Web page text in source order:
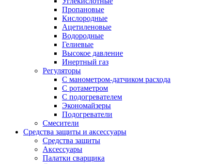
Пропановые
Кислородные
Ацетиленовые
Водородные
Гелиевые
Высокое давление
Инертный газ
Регуляторы
С манометром-датчиком расхода
С ротаметром
С подогревателем
Экономайзеры
Подогреватели
Смесители
Средства защиты и аксессуары
Средства защиты
Аксессуары
Палатки сварщика